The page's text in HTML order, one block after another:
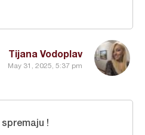
Tijana Vodoplav
May 31, 2025, 5:37 pm
!